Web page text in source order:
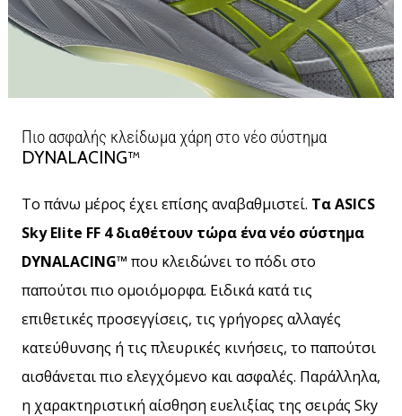
Πιο ασφαλής κλείδωμα χάρη στο νέο σύστημα
DYNALACING™
Το πάνω μέρος έχει επίσης αναβαθμιστεί. Τα ASICS
Sky Elite FF 4 διαθέτουν τώρα ένα νέο σύστημα
DYNALACING™ που κλειδώνει το πόδι στο
παπούτσι πιο ομοιόμορφα. Ειδικά κατά τις
επιθετικές προσεγγίσεις, τις γρήγορες αλλαγές
κατεύθυνσης ή τις πλευρικές κινήσεις, το παπούτσι
αισθάνεται πιο ελεγχόμενο και ασφαλές. Παράλληλα,
η χαρακτηριστική αίσθηση ευελιξίας της σειράς Sky